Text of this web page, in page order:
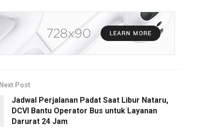
Next Post
Jadwal Perjalanan Padat Saat Libur Nataru,
DCVI Bantu Operator Bus untuk Layanan
Darurat 24 Jam